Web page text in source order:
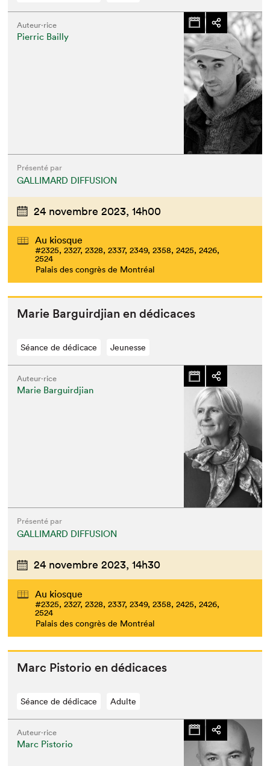
Auteur·rice
Pierric Bailly
Présenté par
GALLIMARD DIFFUSION
24 novembre 2023, 14h00
Au kiosque
#2325, 2327, 2328, 2337, 2349, 2358, 2425, 2426,
2524
Palais des congrès de Montréal
Marie Bar­guird­jian en dédicaces
Séance de dédicace Jeunesse
Auteur·rice
Marie Barguirdjian
Présenté par
GALLIMARD DIFFUSION
24 novembre 2023, 14h30
Au kiosque
#2325, 2327, 2328, 2337, 2349, 2358, 2425, 2426,
2524
Palais des congrès de Montréal
Marc Pis­to­rio en dédicaces
Séance de dédicace Adulte
Auteur·rice
Marc Pistorio